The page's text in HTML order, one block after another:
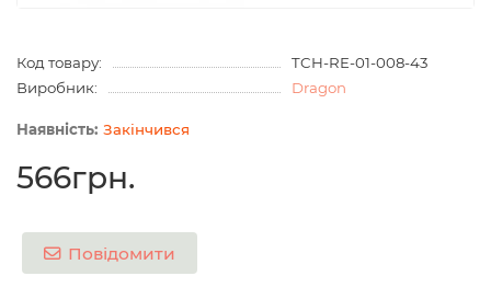
Код товару:
TCH-RE-01-008-43
Виробник:
Dragon
Закінчився
566грн.
Повідомити